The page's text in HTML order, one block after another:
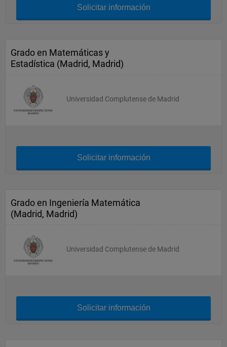
Solicitar información
Grado en Matemáticas y
Estadística (Madrid, Madrid)
Universidad Complutense de Madrid
Solicitar información
Grado en Ingeniería Matemática
(Madrid, Madrid)
Universidad Complutense de Madrid
Solicitar información